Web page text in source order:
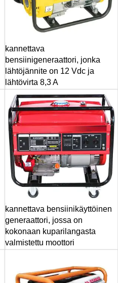
kannettava
bensiinigeneraattori, jonka
lähtöjännite on 12 Vdc ja
lähtövirta 8,3 A
kannettava bensiinikäyttöinen
generaattori, jossa on
kokonaan kuparilangasta
valmistettu moottori